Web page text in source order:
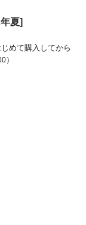
夏]
めて購入してから
）